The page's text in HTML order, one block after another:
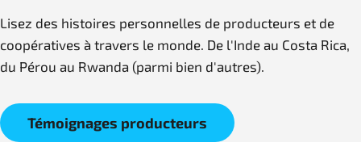
Lisez des histoires personnelles de producteurs et de
coopératives à travers le monde. De l'Inde au Costa Rica,
du Pérou au Rwanda (parmi bien d'autres).
Témoignages producteurs